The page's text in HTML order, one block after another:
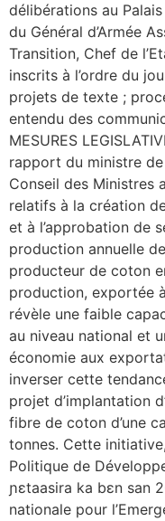
délibérations au
du Général d’Armée
Transition, Chef de
inscrits à l’ordre du
projets de texte ;
entendu des
MESURES
rapport du ministre
Conseil des Ministres
relatifs à la création
et à l’approbation de
production annuelle
producteur de coton
production, exportée
révèle une faible
au niveau national et
économie aux
inverser cette
projet d’implantation
fibre de coton d’une
tonnes. Cette
Politique de
ɲɛtaasira ka bɛn san
nationale pour